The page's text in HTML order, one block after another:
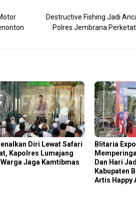
Destructive Fishing Jadi
Polres Jembrana
Diri Lewat Safari
Kapolres Lumajang
Jaga Kamtibmas
Blitaria
Dan Hari
Kabupaten
Artis Happy